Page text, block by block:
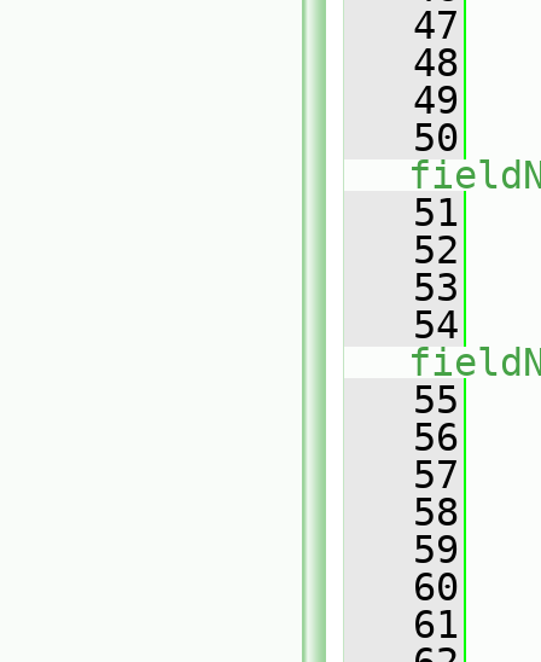
   47
   48
   49
   50
   51
   52
   53
   54
   55
   56
   57
   58
   59
   60
   61